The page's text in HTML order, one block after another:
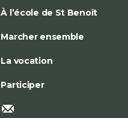
À l’école de St Benoît
Marcher ensemble
La vocation
Participer